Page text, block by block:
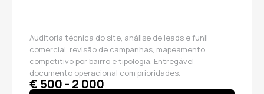
Auditoria técnica do site, análise de leads e funil
comercial, revisão de campanhas, mapeamento
competitivo por bairro e tipologia. Entregável:
documento operacional com prioridades.
€ 500 - 2 000